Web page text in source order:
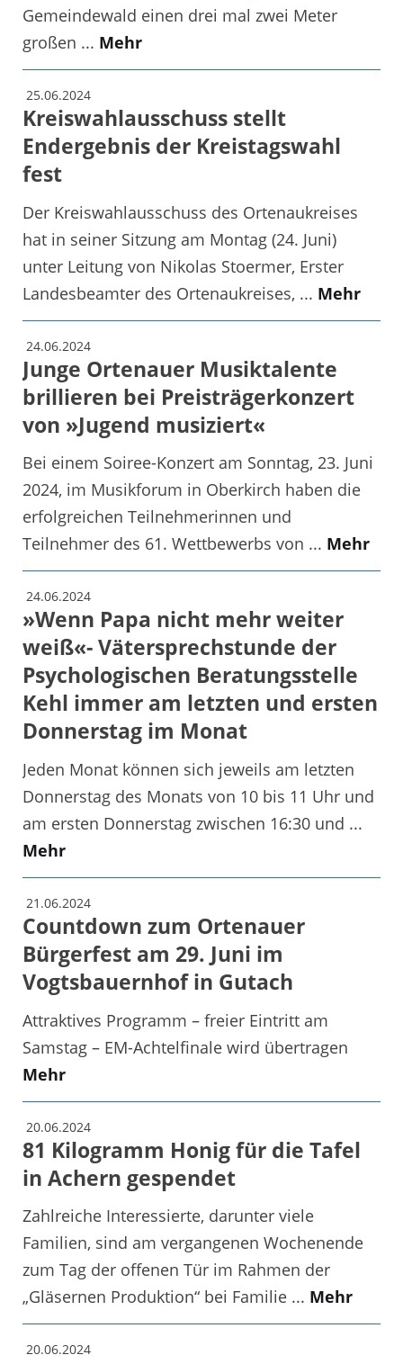
Gemeindewald einen drei mal zwei Meter
großen ... Mehr
25.06.2024
Kreiswahlausschuss stellt
Endergebnis der Kreistagswahl
fest
Der Kreiswahlausschuss des Ortenaukreises
hat in seiner Sitzung am Montag (24. Juni)
unter Leitung von Nikolas Stoermer, Erster
Landesbeamter des Ortenaukreises, ... Mehr
24.06.2024
Junge Ortenauer Musiktalente
brillieren bei Preisträgerkonzert
von »Jugend musiziert«
Bei einem Soiree-Konzert am Sonntag, 23. Juni
2024, im Musikforum in Oberkirch haben die
erfolgreichen Teilnehmerinnen und
Teilnehmer des 61. Wettbewerbs von ... Mehr
24.06.2024
»Wenn Papa nicht mehr weiter
weiß«- Vätersprechstunde der
Psychologischen Beratungsstelle
Kehl immer am letzten und ersten
Donnerstag im Monat
Jeden Monat können sich jeweils am letzten
Donnerstag des Monats von 10 bis 11 Uhr und
am ersten Donnerstag zwischen 16:30 und ...
Mehr
21.06.2024
Countdown zum Ortenauer
Bürgerfest am 29. Juni im
Vogtsbauernhof in Gutach
Attraktives Programm – freier Eintritt am
Samstag – EM-Achtelfinale wird übertragen
Mehr
20.06.2024
81 Kilogramm Honig für die Tafel
in Achern gespendet
Zahlreiche Interessierte, darunter viele
Familien, sind am vergangenen Wochenende
zum Tag der offenen Tür im Rahmen der
„Gläsernen Produktion“ bei Familie ... Mehr
20.06.2024